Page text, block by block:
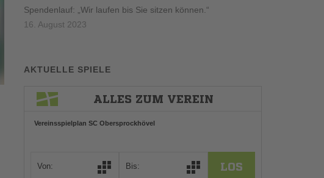
Spendenlauf: „Wir laufen bis Sie sitzen können.“
16. August 2023
AKTUELLE SPIELE